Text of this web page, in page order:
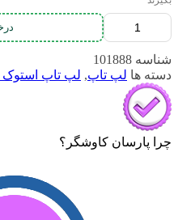
شناسه 101888
دسته ها لپ تاپ, لپ تاپ استوک
چرا پارسان کاوشگر؟